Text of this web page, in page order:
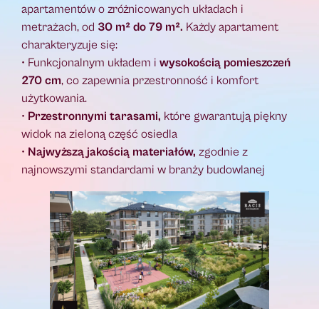
apartamentów o zróżnicowanych układach i
metrażach, od 30 m² do 79 m². Każdy apartament
charakteryzuje się:
• Funkcjonalnym układem i wysokością pomieszczeń
270 cm, co zapewnia przestronność i komfort
użytkowania.
• Przestronnymi tarasami, które gwarantują piękny
widok na zieloną część osiedla
• Najwyższą jakością materiałów, zgodnie z
najnowszymi standardami w branży budowlanej